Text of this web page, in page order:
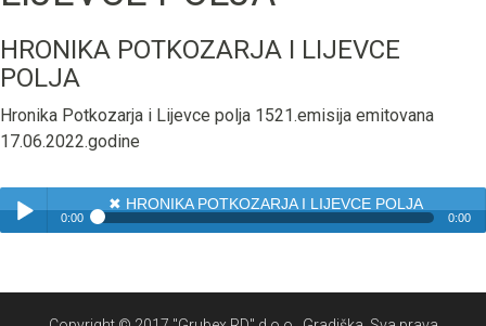
HRONIKA POTKOZARJA I LIJEVCE
POLJA
Hronika Potkozarja i Lijevce polja 1521.emisija emitovana
17.06.2022.godine
✖ HRONIKA POTKOZARJA I LIJEVCE POLJA
0:00 0:00